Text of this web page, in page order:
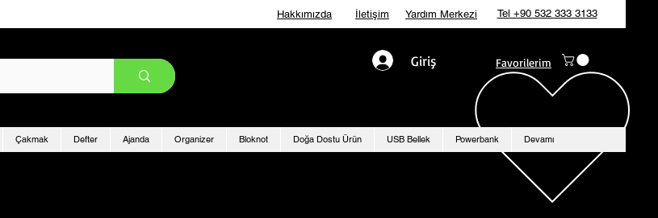
Hakkımızda İletişim Yardım Merkezi Tel +90 532 333 3133
Giriş Favorilerim
Çakmak Defter Ajanda Organizer Bloknot Doğa Dostu Ürün USB Bellek Powerbank Devamı